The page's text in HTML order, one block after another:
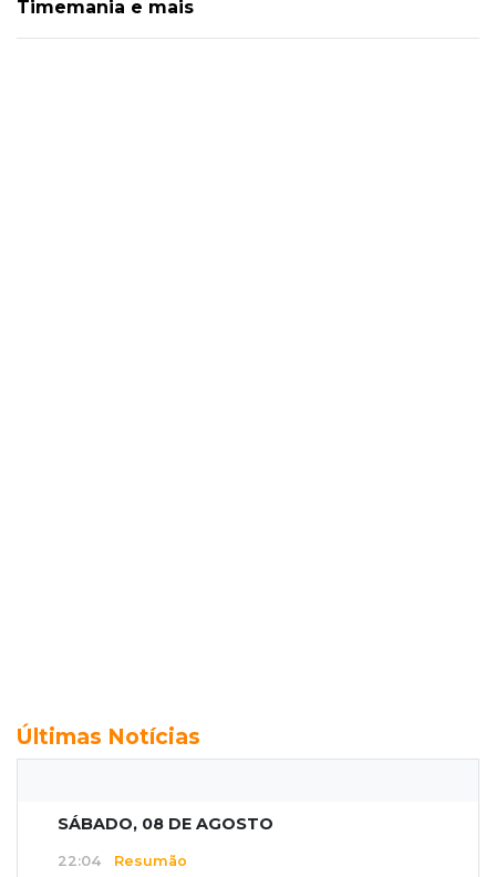
Timemania e mais
Últimas Notícias
SÁBADO, 08 DE AGOSTO
22:04 Resumão